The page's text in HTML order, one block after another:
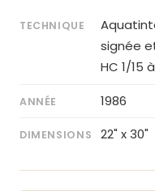
TECHNIQUE
signée
HC 1/15
ANNÉE 1986
DIMENSIONS 22" x 30"